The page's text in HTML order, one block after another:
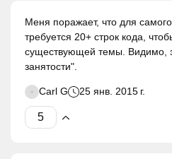
Меня поражает, что для
требуется 20+ строк кода,
существующей темы. Видимо,
занятости".
Carl G 25 янв. 2015 г.